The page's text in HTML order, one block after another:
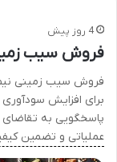
4 روز پیش
فروش سیب
فروش سیب زمینی
برای افزایش
پاسخگویی به
عملیاتی و تضمین